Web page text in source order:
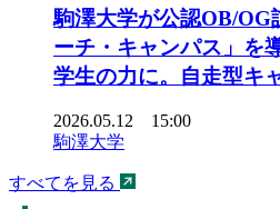
駒澤大学が公認OB/OG
ーチ・キャンパス」を
学生の力に。自走型キ
2026.05.12 15:00
駒澤大学
すべてを見る